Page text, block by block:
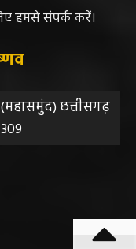
हमसे संपर्क करें।
छत्तीसगढ़